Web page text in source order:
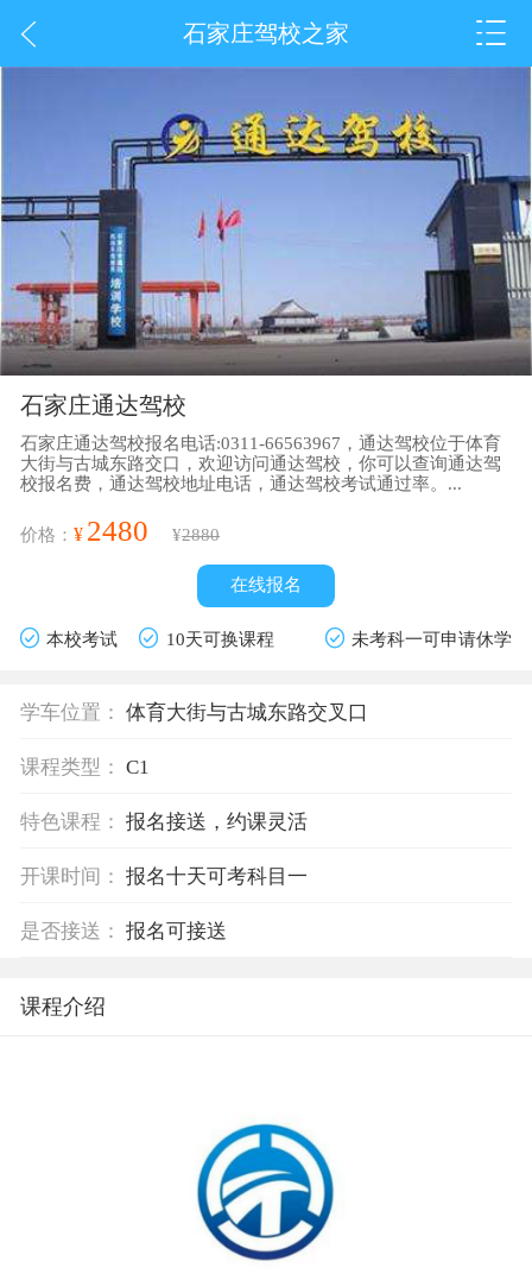
石家庄驾校之家
石家庄通达驾校
石家庄通达驾校报名电话:0311-66563967，通达驾校位于体育
大街与古城东路交口，欢迎访问通达驾校，你可以查询通达驾
校报名费，通达驾校地址电话，通达驾校考试通过率。...
价格： ¥ 2480 ¥2880
在线报名
本校考试 10天可换课程 未考科一可申请休学
学车位置： 体育大街与古城东路交叉口
课程类型： C1
特色课程： 报名接送，约课灵活
开课时间： 报名十天可考科目一
是否接送： 报名可接送
课程介绍